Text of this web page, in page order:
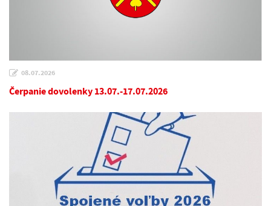
08.07.2026
Čerpanie dovolenky 13.07.-17.07.2026